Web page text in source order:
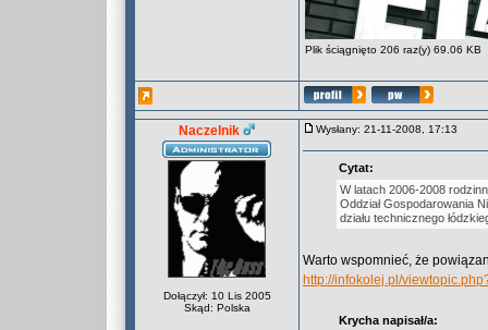
Plik ściągnięto 206 raz(y) 69.06 KB
Naczelnik
Dołączył: 10 Lis 2005
Skąd: Polska
Wysłany: 21-11-2008, 17:13
Cytat:
W latach 2006-2008
Oddział Gospodarowania
działu technicznego
Warto wspomnieć, że
http://infokolej.pl/
Krycha napisał/a: